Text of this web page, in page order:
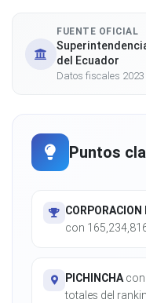
FUENTE OFICIAL
del Ecuador
Datos fiscales 2023
Puntos
CORPORACION
con
PICHINCHA
totales del